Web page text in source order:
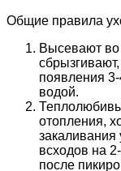
Общие правила
Высевают
появления
водой.
отопления,
всходов на
после